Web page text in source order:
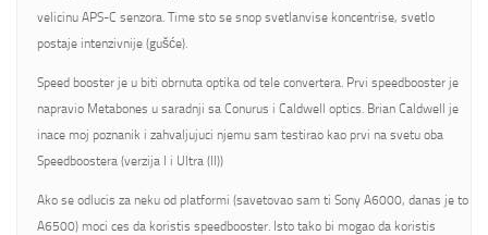
velicinu APS-C senzora. Time sto se snop svetlanvise koncentrise, svetlo
postaje intenzivnije (gušće).
Speed booster je u biti obrnuta optika od tele convertera. Prvi speedbooster je
napravio Metabones u saradnji sa Conurus i Caldwell optics. Brian Caldwell je
inace moj poznanik i zahvaljujuci njemu sam testirao kao prvi na svetu oba
Speedboostera (verzija I i Ultra (II))
Ako se odlucis za neku od platformi (savetovao sam ti Sony A6000, danas je to
A6500) moci ces da koristis speedbooster. Isto tako bi mogao da koristis